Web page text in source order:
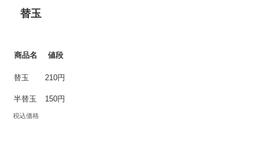
替玉
商品名 値段
替玉 210円
半替玉 150円
税込価格